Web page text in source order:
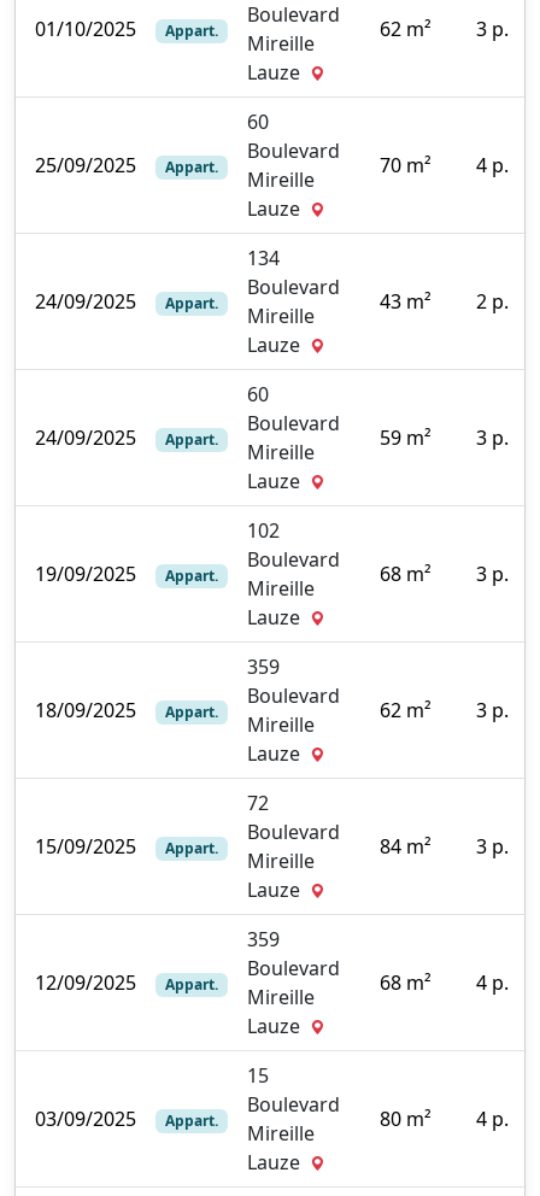
01/10/2025 Appart.
Boulevard
Mireille
Lauze
62 m² 3 p.
25/09/2025 Appart.
60
Boulevard
Mireille
Lauze
70 m² 4 p.
24/09/2025 Appart.
134
Boulevard
Mireille
Lauze
43 m² 2 p.
24/09/2025 Appart.
60
Boulevard
Mireille
Lauze
59 m² 3 p.
19/09/2025 Appart.
102
Boulevard
Mireille
Lauze
68 m² 3 p.
18/09/2025 Appart.
359
Boulevard
Mireille
Lauze
62 m² 3 p.
15/09/2025 Appart.
72
Boulevard
Mireille
Lauze
84 m² 3 p.
12/09/2025 Appart.
359
Boulevard
Mireille
Lauze
68 m² 4 p.
03/09/2025 Appart.
15
Boulevard
Mireille
Lauze
80 m² 4 p.